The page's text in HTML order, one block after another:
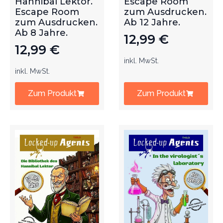
Escape Room
zum Ausdrucken.
Ab 8 Jahre.
12,99 €
inkl. MwSt.
Zum Produkt
zum Ausdrucken.
Ab 12 Jahre.
12,99 €
inkl. MwSt.
Zum Produkt